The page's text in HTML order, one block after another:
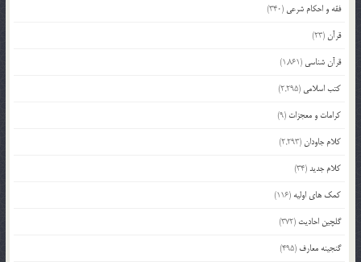
فقه و احکام شرعی (340)
قرآن(23)
قرآن شناسی (1,861)
کتب اسلامی (2,295)
کرامات و معجزات (9)
کلام جاودان(2,293)
کلام جدید(34)
کمک های اولیه (116)
گلچین احادیث (372)
گنجینه معارف (495)